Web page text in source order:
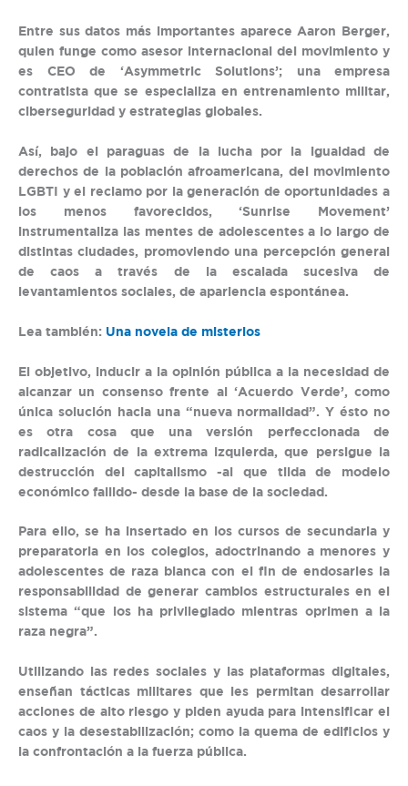
Entre sus datos más importantes aparece Aaron Berger,
quien funge como asesor internacional del movimiento y
es CEO de ‘Asymmetric Solutions’; una empresa
contratista que se especializa en entrenamiento militar,
ciberseguridad y estrategias globales.
Así, bajo el paraguas de la lucha por la igualdad de
derechos de la población afroamericana, del movimiento
LGBTI y el reclamo por la generación de oportunidades a
los menos favorecidos, ‘Sunrise Movement’
instrumentaliza las mentes de adolescentes a lo largo de
distintas ciudades, promoviendo una percepción general
de caos a través de la escalada sucesiva de
levantamientos sociales, de apariencia espontánea.
Lea también: Una novela de misterios
El objetivo, inducir a la opinión pública a la necesidad de
alcanzar un consenso frente al ‘Acuerdo Verde’, como
única solución hacia una “nueva normalidad”. Y ésto no
es otra cosa que una versión perfeccionada de
radicalización de la extrema izquierda, que persigue la
destrucción del capitalismo -al que tilda de modelo
económico fallido- desde la base de la sociedad.
Para ello, se ha insertado en los cursos de secundaria y
preparatoria en los colegios, adoctrinando a menores y
adolescentes de raza blanca con el fin de endosarles la
responsabilidad de generar cambios estructurales en el
sistema “que los ha privilegiado mientras oprimen a la
raza negra”.
Utilizando las redes sociales y las plataformas digitales,
enseñan tácticas militares que les permitan desarrollar
acciones de alto riesgo y piden ayuda para intensificar el
caos y la desestabilización; como la quema de edificios y
la confrontación a la fuerza pública.